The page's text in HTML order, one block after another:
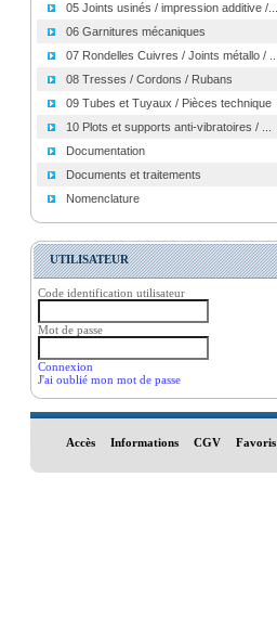
05 Joints usinés / impression additive /...
06 Garnitures mécaniques
07 Rondelles Cuivres / Joints métallo / ...
08 Tresses / Cordons / Rubans
09 Tubes et Tuyaux / Pièces technique
10 Plots et supports anti-vibratoires / ...
Documentation
Documents et traitements
Nomenclature
UTILISATEUR
Code identification utilisateur
Mot de passe
Connexion
J'ai oublié mon mot de passe
Accès Informations CGV Favoris